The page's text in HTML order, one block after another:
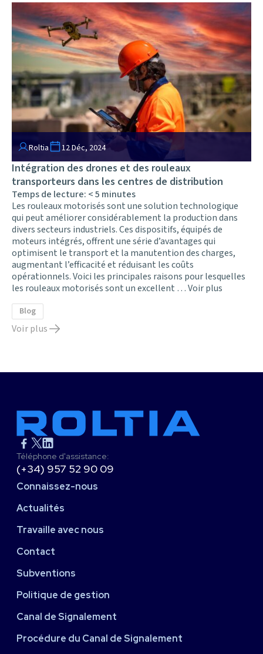
Roltia 12 Déc, 2024
Intégration des drones et des rouleaux
transporteurs dans les centres de distribution
Temps de lecture: < 5 minutes
Les rouleaux motorisés sont une solution technologique
qui peut améliorer considérablement la production dans
divers secteurs industriels. Ces dispositifs, équipés de
moteurs intégrés, offrent une série d’avantages qui
optimisent le transport et la manutention des charges,
augmentant l’efficacité et réduisant les coûts
opérationnels. Voici les principales raisons pour lesquelles
les rouleaux motorisés sont un excellent …Voir plus
Blog
Voir plus
Téléphone d'assistance:
(+34) 957 52 90 09
Connaissez-nous
Actualités
Travaille avec nous
Contact
Subventions
Politique de gestion
Canal de Signalement
Procédure du Canal de Signalement